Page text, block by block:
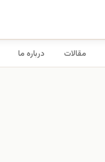
مقالات درباره ما